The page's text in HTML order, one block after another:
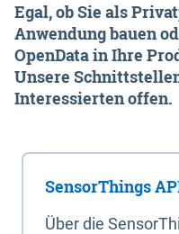
Egal, ob Sie als
Anwendung bauen
OpenData in Ihre
Unsere
Interessierten offen.
SensorThings
Über die